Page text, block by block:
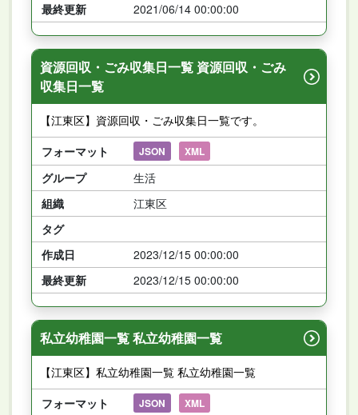
最終更新
2021/06/14 00:00:00
資源回収・ごみ収集日一覧 資源回収・ごみ
収集日一覧
【江東区】資源回収・ごみ収集日一覧です。
フォーマット
JSON XML
グループ
生活
組織
江東区
タグ
作成日
2023/12/15 00:00:00
最終更新
2023/12/15 00:00:00
私立幼稚園一覧 私立幼稚園一覧
【江東区】私立幼稚園一覧 私立幼稚園一覧
フォーマット
JSON XML